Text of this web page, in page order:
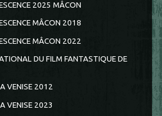
2025 MÂCON
MÂCON 2018
MÂCON 2022
DU FILM FANTASTIQUE DE
VENISE 2012
VENISE 2023